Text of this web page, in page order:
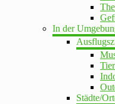
In der
Städte/